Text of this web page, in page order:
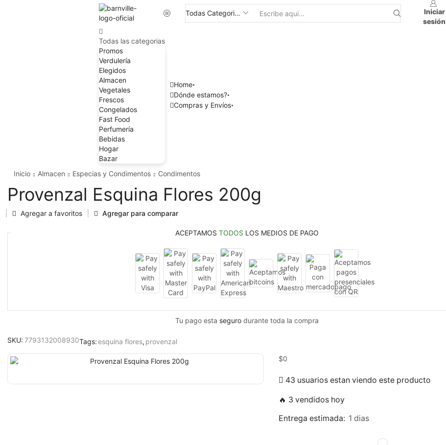
Iniciar
sesión
Todas las categorias
Promos
Verdulería
Elegidos
Almacen
Vegetales
Frescos
Congelados
Fast Food
Perfumería
Bebidas
Hogar
Bazar
Home
Dónde estamos?
Compras y Envíos
Inicio Almacen Especias y Condimentos Condimentos
Provenzal Esquina Flores 200g
Agregar a favoritos Agregar para comparar
ACEPTAMOS TODOS LOS MEDIOS DE PAGO
Tu pago esta segurodurante toda la compra
SKU: 7793132008930Tags:esquina flores, provenzal
$0
43 usuarios estan viendo este producto
🔥 3 vendidos hoy
Entrega estimada: 1 dias